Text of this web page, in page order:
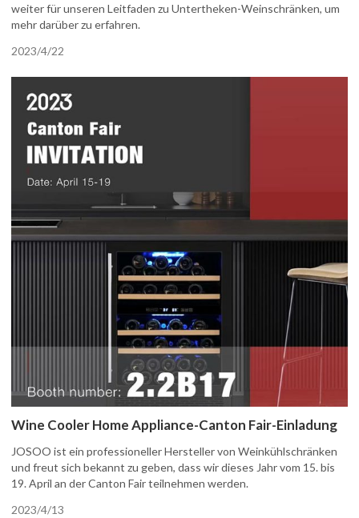
weiter für unseren Leitfaden zu Untertheken-Weinschränken, um
mehr darüber zu erfahren.
2023/4/22
Wine Cooler Home Appliance-Canton Fair-Einladung
JOSOO ist ein professioneller Hersteller von Weinkühlschränken
und freut sich bekannt zu geben, dass wir dieses Jahr vom 15. bis
19. April an der Canton Fair teilnehmen werden.
2023/4/13